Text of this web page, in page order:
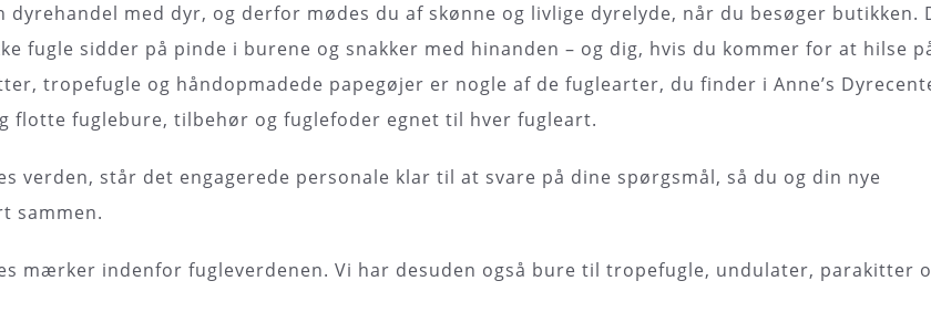
dyrehandel med dyr, og derfor mødes du af skønne og livlige dyrelyde, når du besøger butikken.
fugle sidder på pinde i burene og snakker med hinanden – og dig, hvis du kommer for at hilse
tropefugle og håndopmadede papegøjer er nogle af de fuglearter, du finder i Anne’s
flotte fuglebure, tilbehør og fuglefoder egnet til hver fugleart.
verden, står det engagerede personale klar til at svare på dine spørgsmål, så du og din nye
sammen.
mærker indenfor fugleverdenen. Vi har desuden også bure til tropefugle, undulater, parakitter